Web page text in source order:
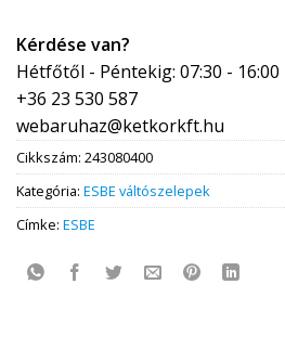
Kérdése van?
Hétfőtől - Péntekig: 07:30 - 16:00
+36 23 530 587
webaruhaz@ketkorkft.hu
Cikkszám: 243080400
Kategória: ESBE váltószelepek
Címke: ESBE